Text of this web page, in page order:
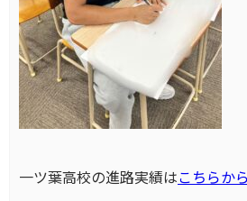
一ツ葉高校の進路実績はこちらか